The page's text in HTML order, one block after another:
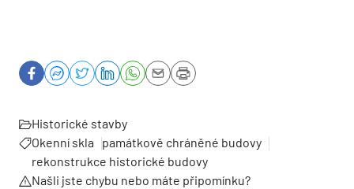
Historické stavby
Okenní skla
památkově chráněné budovy
rekonstrukce historické budovy
Našli jste chybu nebo máte připomínku?